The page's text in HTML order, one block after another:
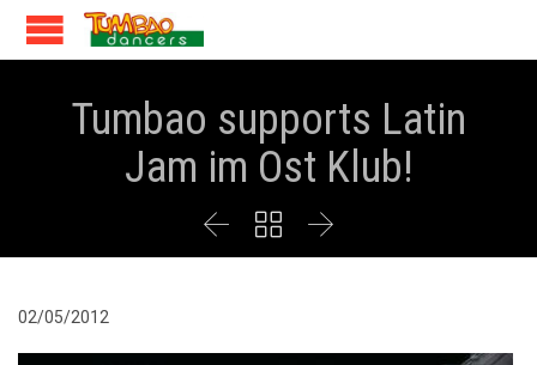
Tumbao supports Latin
Jam im Ost Klub!
  
02/05/2012